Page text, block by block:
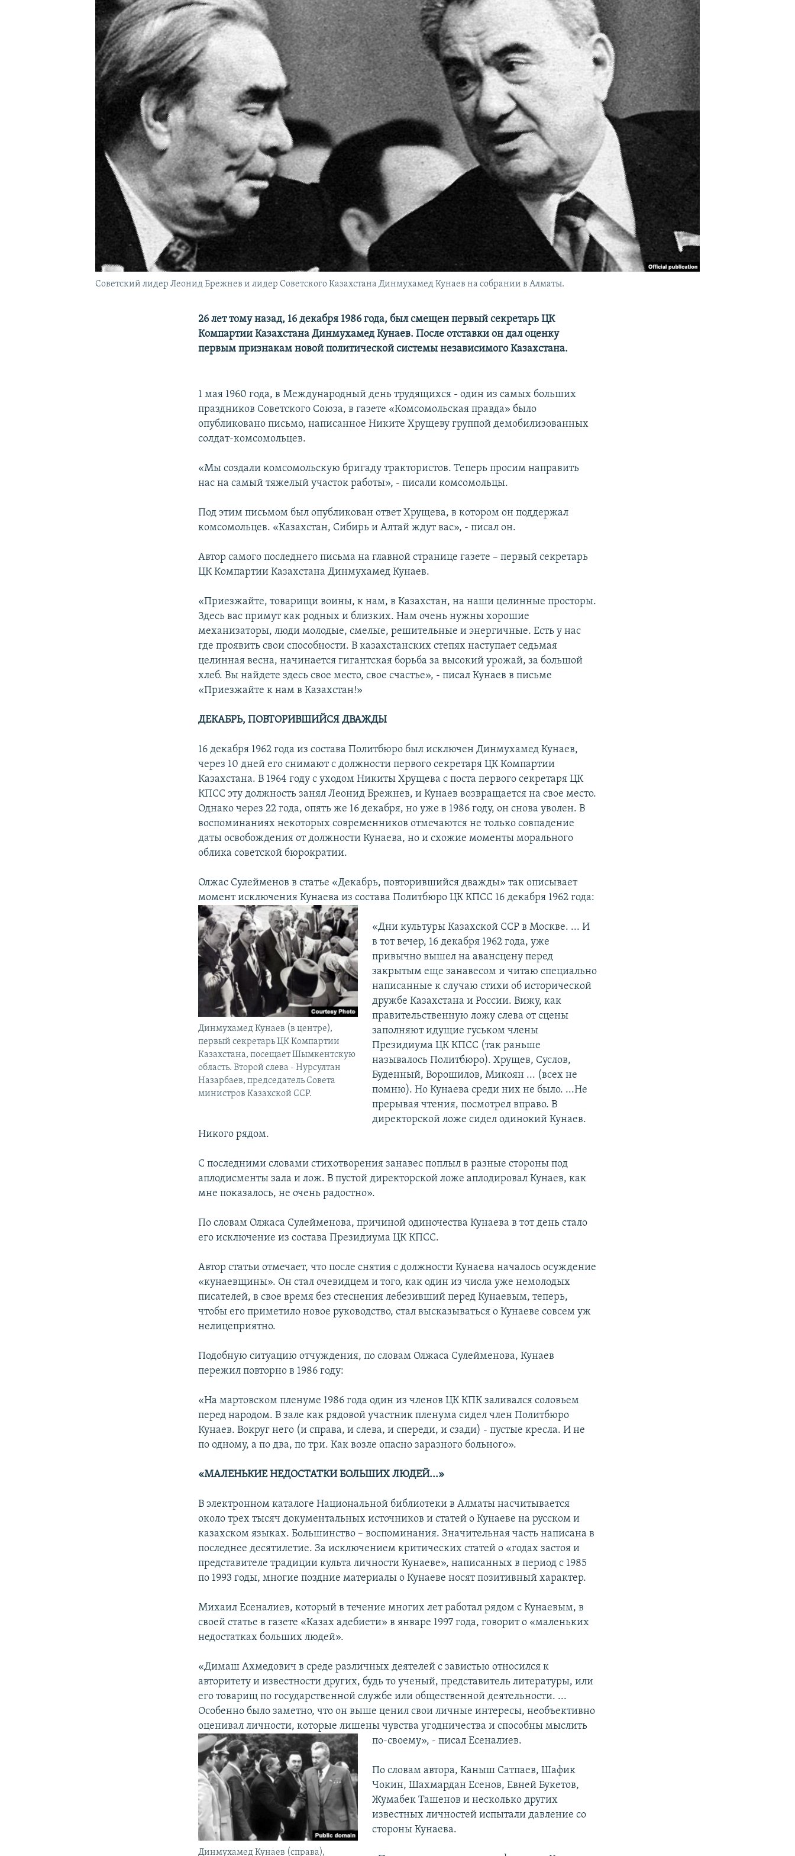
Советский лидер Леонид Брежнев и лидер Советского Казахстана Динмухамед Кунаев на собрании в Алматы.
26 лет тому назад, 16 декабря 1986 года, был смещен первый секретарь ЦК
Компартии Казахстана Динмухамед Кунаев. После отставки он дал оценку
первым признакам новой политической системы независимого Казахстана.
1 мая 1960 года, в Международный день трудящихся - один из самых больших
праздников Советского Союза, в газете «Комсомольская правда» было
опубликовано письмо, написанное Никите Хрущеву группой демобилизованных
солдат-комсомольцев.
«Мы создали комсомольскую бригаду трактористов. Теперь просим направить
нас на самый тяжелый участок работы», - писали комсомольцы.
Под этим письмом был опубликован ответ Хрущева, в котором он поддержал
комсомольцев. «Казахстан, Сибирь и Алтай ждут вас», - писал он.
Автор самого последнего письма на главной странице газете – первый секретарь
ЦК Компартии Казахстана Динмухамед Кунаев.
«Приезжайте, товарищи воины, к нам, в Казахстан, на наши целинные просторы.
Здесь вас примут как родных и близких. Нам очень нужны хорошие
механизаторы, люди молодые, смелые, решительные и энергичные. Есть у нас
где проявить свои способности. В казахстанских степях наступает седьмая
целинная весна, начинается гигантская борьба за высокий урожай, за большой
хлеб. Вы найдете здесь свое место, свое счастье», - писал Кунаев в письме
«Приезжайте к нам в Казахстан!»
ДЕКАБРЬ, ПОВТОРИВШИЙСЯ ДВАЖДЫ
16 декабря 1962 года из состава Политбюро был исключен Динмухамед Кунаев,
через 10 дней его снимают с должности первого секретаря ЦК Компартии
Казахстана. В 1964 году с уходом Никиты Хрущева с поста первого секретаря ЦК
КПСС эту должность занял Леонид Брежнев, и Кунаев возвращается на свое место.
Однако через 22 года, опять же 16 декабря, но уже в 1986 году, он снова уволен. В
воспоминаниях некоторых современников отмечаются не только совпадение
даты освобождения от должности Кунаева, но и схожие моменты морального
облика советской бюрократии.
Олжас Сулейменов в статье «Декабрь, повторившийся дважды» так описывает
момент исключения Кунаева из состава Политбюро ЦК КПСС 16 декабря 1962
Динмухамед Кунаев (в центре),
первый секретарь ЦК Компартии
Казахстана, посещает Шымкентскую
область. Второй слева - Нурсултан
Назарбаев, председатель Совета
министров Казахской ССР.
года:
«Дни культуры Казахской ССР в Москве. ... И
в тот вечер, 16 декабря 1962 года, уже
привычно вышел на авансцену перед
закрытым еще занавесом и читаю специально
написанные к случаю стихи об исторической
дружбе Казахстана и России. Вижу, как
правительственную ложу слева от сцены
заполняют идущие гуськом члены
Президиума ЦК КПСС (так раньше
называлось Политбюро). Хрущев, Суслов,
Буденный, Ворошилов, Микоян ... (всех не
помню). Но Кунаева среди них не было. ...Не
прерывая чтения, посмотрел вправо. В
директорской ложе сидел одинокий Кунаев.
Никого рядом.
С последними словами стихотворения занавес поплыл в разные стороны под
аплодисменты зала и лож. В пустой директорской ложе аплодировал Кунаев, как
мне показалось, не очень радостно».
По словам Олжаса Сулейменова, причиной одиночества Кунаева в тот день стало
его исключение из состава Президиума ЦК КПСС.
Автор статьи отмечает, что после снятия с должности Кунаева началось осуждение
«кунаевщины». Он стал очевидцем и того, как один из числа уже немолодых
писателей, в свое время без стеснения лебезивший перед Кунаевым, теперь,
чтобы его приметило новое руководство, стал высказываться о Кунаеве совсем уж
нелицеприятно.
Подобную ситуацию отчуждения, по словам Олжаса Сулейменова, Кунаев
пережил повторно в 1986 году:
«На мартовском пленуме 1986 года один из членов ЦК КПК заливался соловьем
перед народом. В зале как рядовой участник пленума сидел член Политбюро
Кунаев. Вокруг него (и справа, и слева, и спереди, и сзади) - пустые кресла. И не
по одному, а по два, по три. Как возле опасно заразного больного».
«МАЛЕНЬКИЕ НЕДОСТАТКИ БОЛЬШИХ ЛЮДЕЙ...»
В электронном каталоге Национальной библиотеки в Алматы насчитывается
около трех тысяч документальных источников и статей о Кунаеве на русском и
казахском языках. Большинство – воспоминания. Значительная часть написана в
последнее десятилетие. За исключением критических статей о «годах застоя и
представителе традиции культа личности Кунаеве», написанных в период с 1985
по 1993 годы, многие поздние материалы о Кунаеве носят позитивный характер.
Михаил Есеналиев, который в течение многих лет работал рядом с Кунаевым, в
своей статье в газете «Казах адебиети» в январе 1997 года, говорит о «маленьких
недостатках больших людей».
«Димаш Ахмедович в среде различных деятелей с завистью относился к
авторитету и известности других, будь то ученый, представитель литературы, или
его товарищ по государственной службе или общественной деятельности. ...
Особенно было заметно, что он выше ценил свои личные интересы, необъективно
оценивал личности, которые лишены чувства угодничества и способны мыслить
Динмухамед Кунаев (справа),
по-своему», - писал Есеналиев.
По словам автора, Каныш Сатпаев, Шафик
Чокин, Шахмардан Есенов, Евней Букетов,
Жумабек Ташенов и несколько других
известных личностей испытали давление со
стороны Кунаева.